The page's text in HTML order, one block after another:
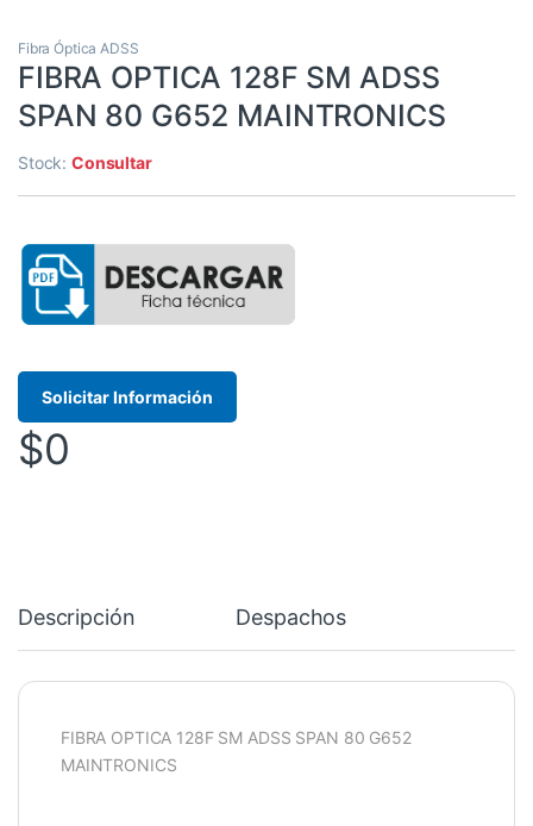
Fibra Óptica ADSS
FIBRA OPTICA 128F SM ADSS
SPAN 80 G652 MAINTRONICS
Stock:Consultar
Solicitar Información
$0
Descripción Despachos
FIBRA OPTICA 128F SM ADSS SPAN 80 G652
MAINTRONICS